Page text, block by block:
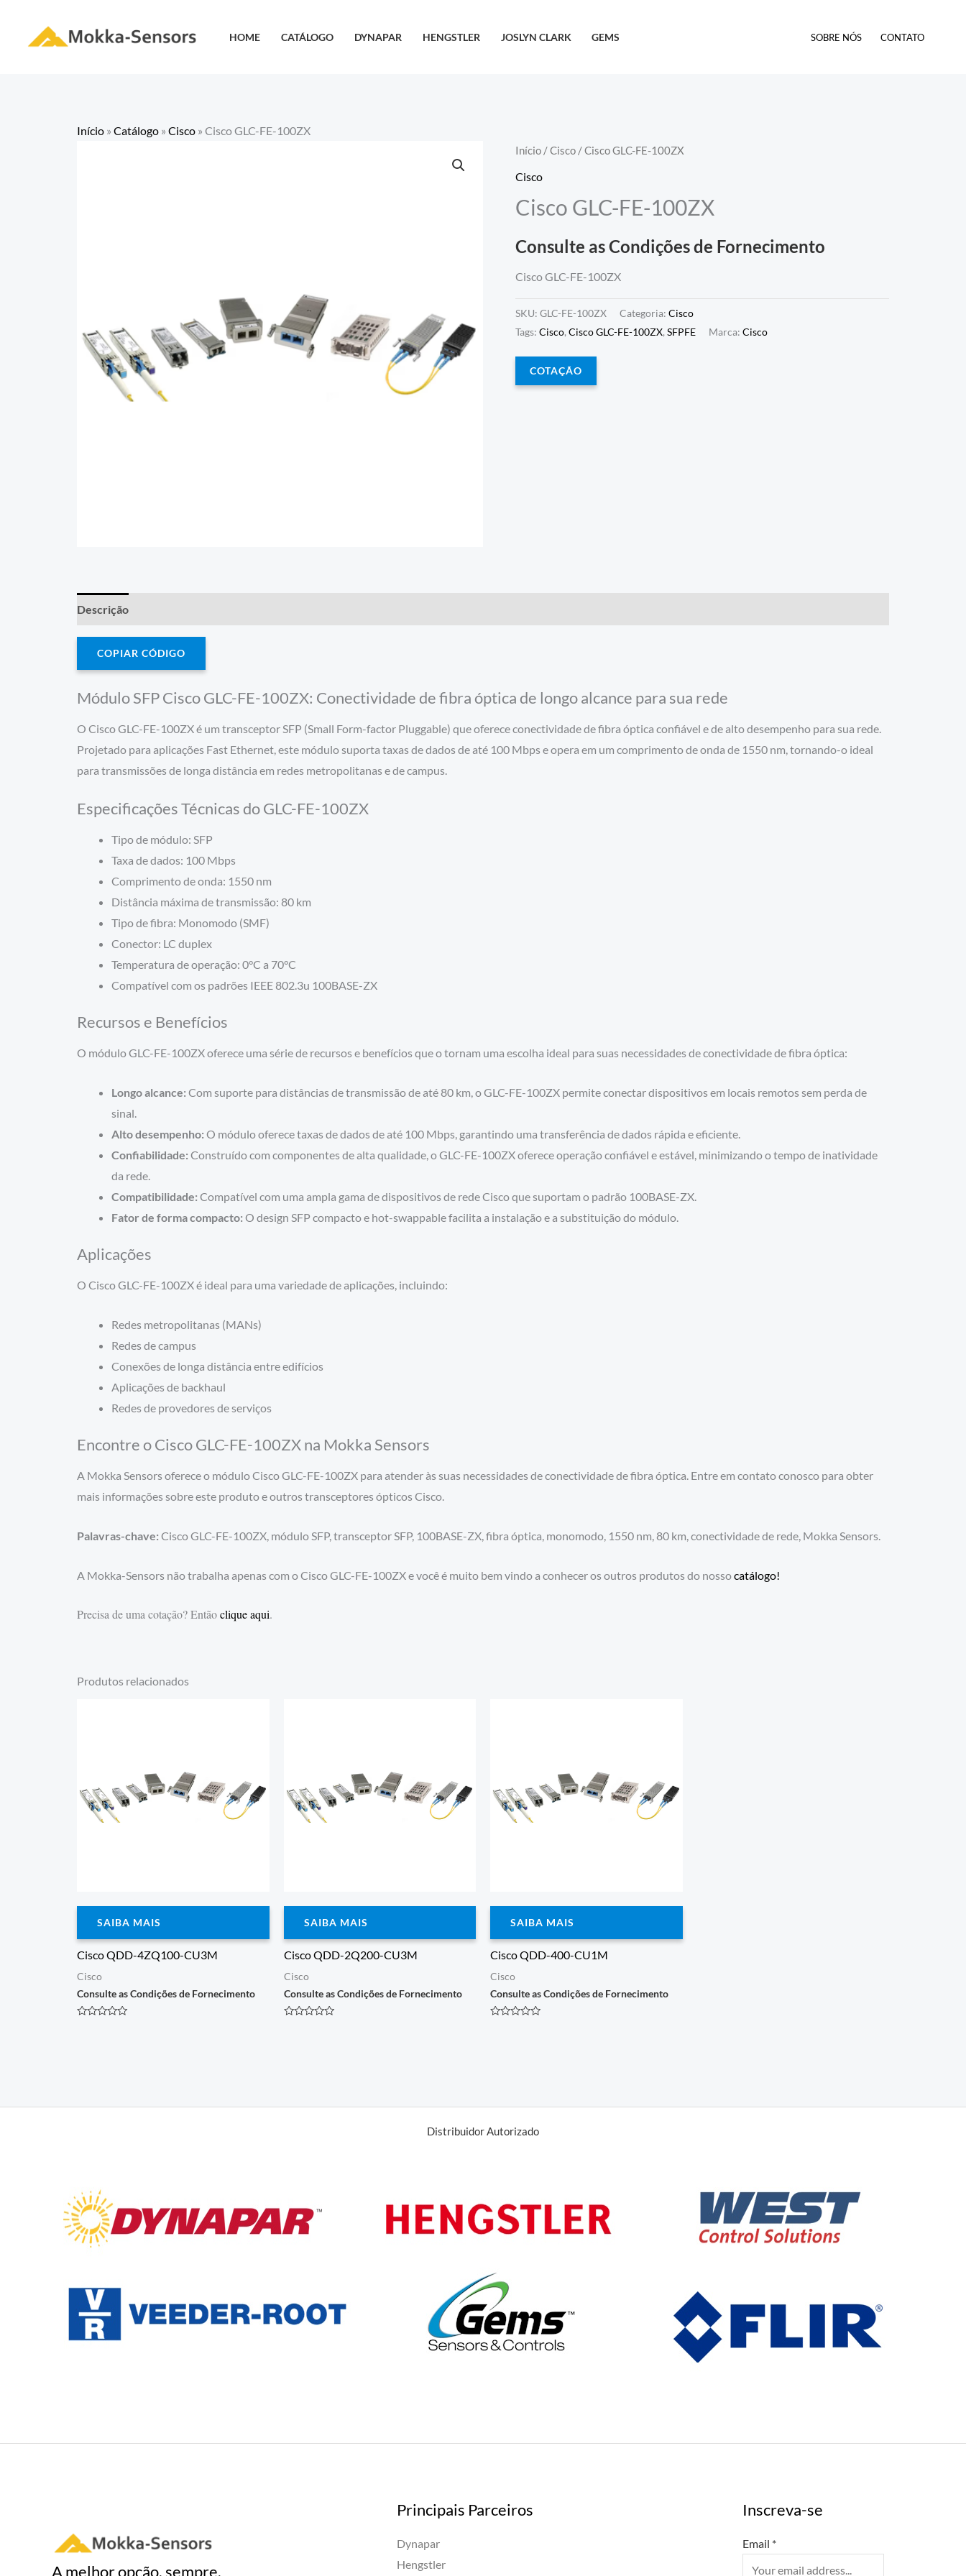
HOME CATÁLOGO DYNAPAR HENGSTLER JOSLYN CLARK GEMS SOBRE NÓS CONTATO
Início » Catálogo » Cisco » Cisco GLC-FE-100ZX
Início /Cisco / Cisco GLC-FE-100ZX
Cisco
Cisco GLC-FE-100ZX
Consulte as Condições de Fornecimento
Cisco GLC-FE-100ZX
SKU:GLC-FE-100ZX Categoria:Cisco
Tags:Cisco,Cisco GLC-FE-100ZX,SFPFE Marca:Cisco
COTAÇÃO
Descrição
COPIAR CÓDIGO
Módulo SFP Cisco GLC-FE-100ZX: Conectividade de fibra óptica de longo alcance para sua rede
O Cisco GLC-FE-100ZX é um transceptor SFP (Small Form-factor Pluggable) que oferece conectividade de fibra óptica confiável e de alto desempenho para sua rede.
Projetado para aplicações Fast Ethernet, este módulo suporta taxas de dados de até 100 Mbps e opera em um comprimento de onda de 1550 nm, tornando-o ideal
para transmissões de longa distância em redes metropolitanas e de campus.
Especificações Técnicas do GLC-FE-100ZX
Tipo de módulo: SFP
Taxa de dados: 100 Mbps
Comprimento de onda: 1550 nm
Distância máxima de transmissão: 80 km
Tipo de fibra: Monomodo (SMF)
Conector: LC duplex
Temperatura de operação: 0°C a 70°C
Compatível com os padrões IEEE 802.3u 100BASE-ZX
Recursos e Benefícios
O módulo GLC-FE-100ZX oferece uma série de recursos e benefícios que o tornam uma escolha ideal para suas necessidades de conectividade de fibra óptica:
Longo alcance: Com suporte para distâncias de transmissão de até 80 km, o GLC-FE-100ZX permite conectar dispositivos em locais remotos sem perda de
sinal.
Alto desempenho: O módulo oferece taxas de dados de até 100 Mbps, garantindo uma transferência de dados rápida e eficiente.
Confiabilidade: Construído com componentes de alta qualidade, o GLC-FE-100ZX oferece operação confiável e estável, minimizando o tempo de inatividade
da rede.
Compatibilidade: Compatível com uma ampla gama de dispositivos de rede Cisco que suportam o padrão 100BASE-ZX.
Fator de forma compacto: O design SFP compacto e hot-swappable facilita a instalação e a substituição do módulo.
Aplicações
O Cisco GLC-FE-100ZX é ideal para uma variedade de aplicações, incluindo:
Redes metropolitanas (MANs)
Redes de campus
Conexões de longa distância entre edifícios
Aplicações de backhaul
Redes de provedores de serviços
Encontre o Cisco GLC-FE-100ZX na Mokka Sensors
A Mokka Sensors oferece o módulo Cisco GLC-FE-100ZX para atender às suas necessidades de conectividade de fibra óptica. Entre em contato conosco para obter
mais informações sobre este produto e outros transceptores ópticos Cisco.
Palavras-chave: Cisco GLC-FE-100ZX, módulo SFP, transceptor SFP, 100BASE-ZX, fibra óptica, monomodo, 1550 nm, 80 km, conectividade de rede, Mokka Sensors.
A Mokka-Sensors não trabalha apenas com o Cisco GLC-FE-100ZX e você é muito bem vindo a conhecer os outros produtos do nossocatálogo!
Precisa de uma cotação? Entãoclique aqui.
Produtos relacionados
SAIBA MAIS
Cisco QDD-4ZQ100-CU3M
Cisco
Consulte as Condições de Fornecimento
SAIBA MAIS
Cisco QDD-2Q200-CU3M
Cisco
Consulte as Condições de Fornecimento
SAIBA MAIS
Cisco QDD-400-CU1M
Cisco
Consulte as Condições de Fornecimento
Distribuidor Autorizado
A melhor opção, sempre.
Principais Parceiros
Dynapar
Hengstler
Inscreva-se
Email *